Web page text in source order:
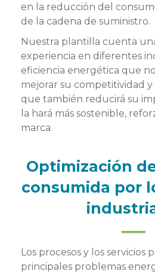
en la reducción del
de la cadena de suministro.
Nuestra plantilla cuenta
experiencia en diferentes
eficiencia energética que
mejorar su competitividad y
que también reducirá su
la hará más sostenible,
marca.
Optimización
consumida por
Los procesos y los servicios
principales problemas